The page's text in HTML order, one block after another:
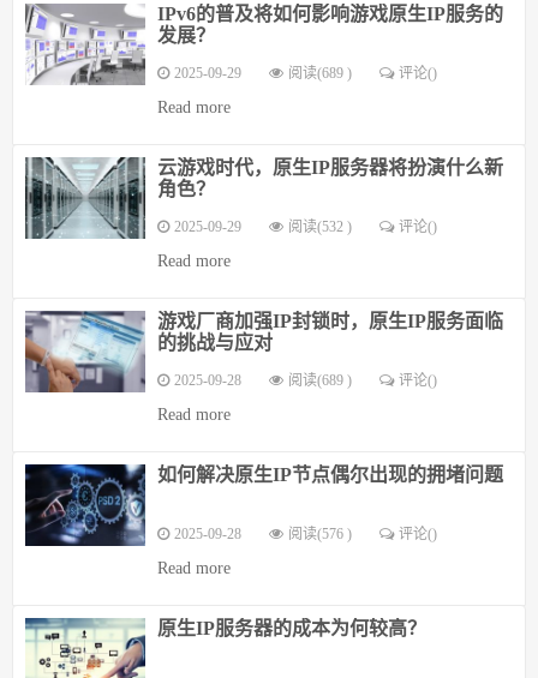
IPv6的普及将如何影响游戏原生IP服务的
发展？
2025-09-29 阅读(689 ) 评论()
Read more
云游戏时代，原生IP服务器将扮演什么新
角色？
2025-09-29 阅读(532 ) 评论()
Read more
游戏厂商加强IP封锁时，原生IP服务面临
的挑战与应对
2025-09-28 阅读(689 ) 评论()
Read more
如何解决原生IP节点偶尔出现的拥堵问题
2025-09-28 阅读(576 ) 评论()
Read more
原生IP服务器的成本为何较高？